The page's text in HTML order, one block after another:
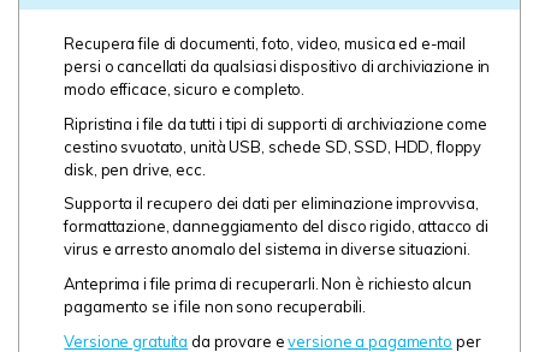
Recupera file di documenti, foto, video, musica ed e-mail
persi o cancellati da qualsiasi dispositivo di archiviazione in
modo efficace, sicuro e completo.
Ripristina i file da tutti i tipi di supporti di archiviazione come
cestino svuotato, unità USB, schede SD, SSD, HDD, floppy
disk, pen drive, ecc.
Supporta il recupero dei dati per eliminazione improvvisa,
formattazione, danneggiamento del disco rigido, attacco di
virus e arresto anomalo del sistema in diverse situazioni.
Anteprima i file prima di recuperarli. Non è richiesto alcun
pagamento se i file non sono recuperabili.
Versione gratuita da provare eversione a pagamento per